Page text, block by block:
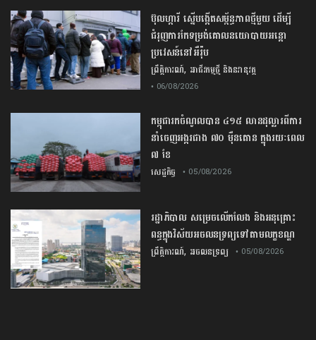
ប៊ុល​ហ្ការី ​ស្នើ​បង្កើត​សម្ព័ន្ធភាព​ថ្មី​មួយ ​ដើម្បី​
ជំរុញ​ការ​កែទម្រង់​គោលនយោបាយ​អន្តោ
ប្រវេសន៍​នៅអឺរ៉ុប​
ព្រឹត្តិការណ៍, អាជីវកម្មថ្មី និងនវានុវត្ត
• 06/08/2026
កម្ពុជារកចំណូលបាន ៤១៥ លានដុល្លារពីការ
នាំចេញអង្ករជាង ៧០ ម៉ឺនតោន ក្នុងរយៈពេល
៧ ខែ
សេដ្ឋកិច្ច • 05/08/2026
រដ្ឋាភិបាល សម្រេច​លើកលែង និងអនុគ្រោះ
ពន្ធក្នុងវិស័យអចលនទ្រព្យ​ទៅតាមលក្ខខណ្ឌ
ព្រឹត្តិការណ៍, អចលនទ្រព្យ • 05/08/2026